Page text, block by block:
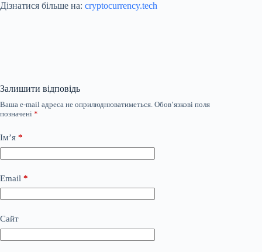
Дізнатися більше на: cryptocurrency.tech
Залишити відповідь
Ваша e-mail адреса не оприлюднюватиметься. Обов’язкові поля
позначені *
Ім’я *
Email *
Сайт